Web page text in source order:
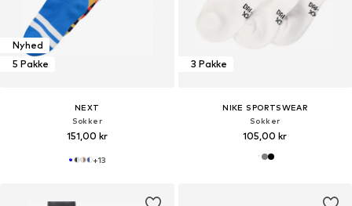
Nyhed
5 Pakke
NEXT
Sokker
151,00 kr
+13
3 Pakke
NIKE SPORTSWEAR
Sokker
105,00 kr